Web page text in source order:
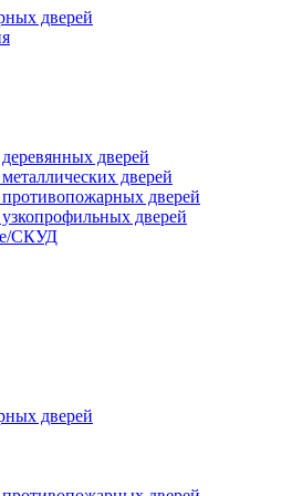
дверей
дверей
дверей
дверей
дверей
СКУД
дверей